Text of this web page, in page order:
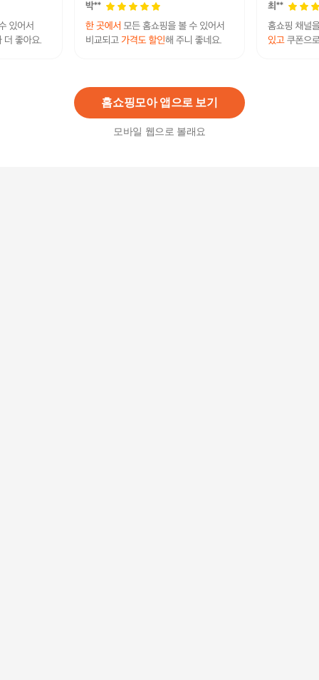
홈쇼핑모아 앱으로 보기
모바일 웹으로 볼래요
패션플러스 [비비드 시크릿가너] 여성 뮤즈 스탠드